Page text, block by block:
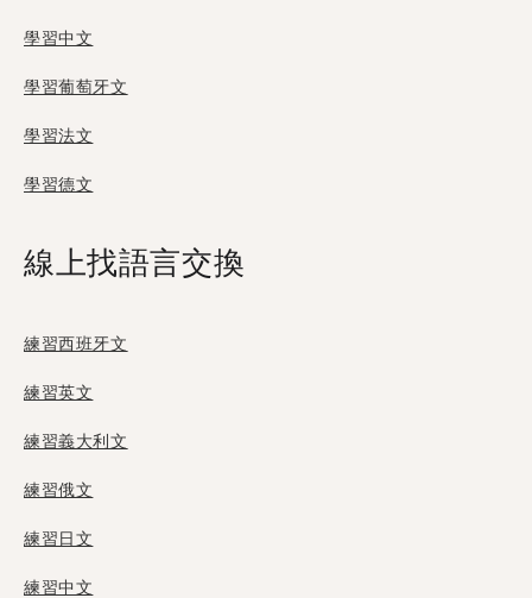
學習中文
學習葡萄牙文
學習法文
學習德文
線上找語言交換
練習西班牙文
練習英文
練習義大利文
練習俄文
練習日文
練習中文